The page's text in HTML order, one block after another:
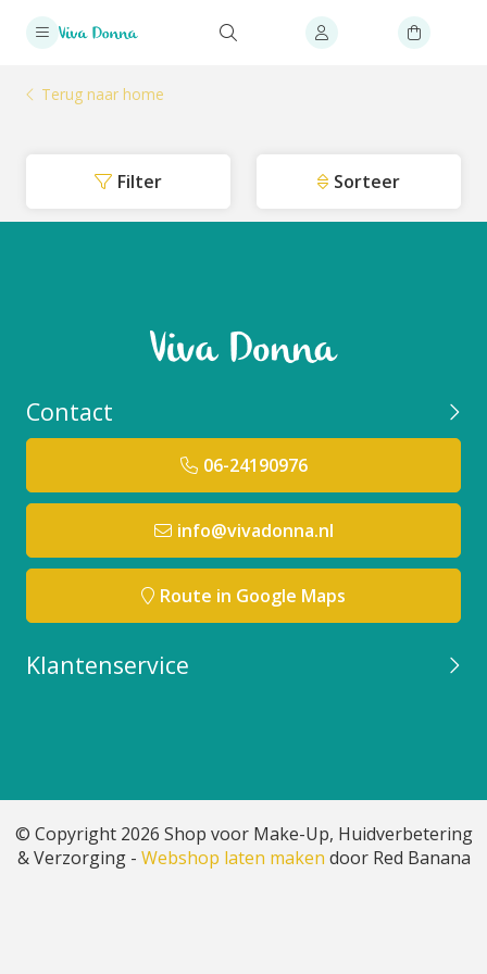
Terug naar home
Filter Sorteer
Contact
06-24190976
info@vivadonna.nl
Route in Google Maps
Klantenservice
© Copyright 2026 Shop voor Make-Up, Huidverbetering
& Verzorging - Webshop laten maken door Red Banana